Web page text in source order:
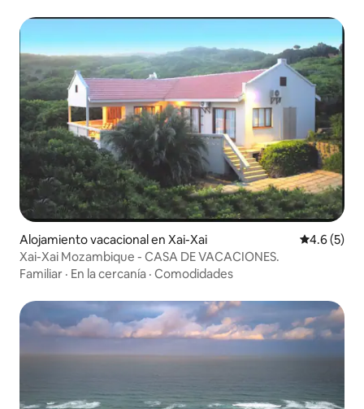
Alojamiento vacacional en Xai-Xai
4.6 (5)
Xai-Xai Mozambique - CASA DE VACACIONES.
Familiar · En la cercanía · Comodidades